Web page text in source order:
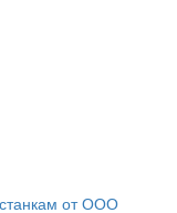
от ООО